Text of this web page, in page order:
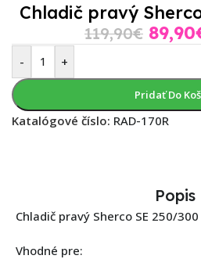
Chladič pravý
119,90€ 89,90
- +
Pridať Do
Katalógové číslo: RAD-170R
Popis
Chladič pravý Sherco SE 250/300
Vhodné pre: